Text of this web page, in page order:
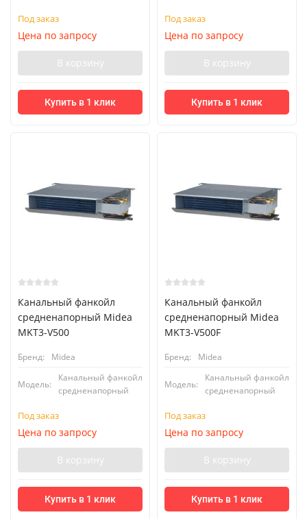
Под заказ
Цена по запросу
В корзину
Купить в 1 клик
Под заказ
Цена по запросу
В корзину
Купить в 1 клик
Канальный фанкойл
средненапорный Midea
MKT3-V500
Бренд: Midea
Модель:
Канальный фанкойл
средненапорный
Под заказ
Цена по запросу
В корзину
Купить в 1 клик
Канальный фанкойл
средненапорный Midea
MKT3-V500F
Бренд: Midea
Модель:
Канальный фанкойл
средненапорный
Под заказ
Цена по запросу
В корзину
Купить в 1 клик